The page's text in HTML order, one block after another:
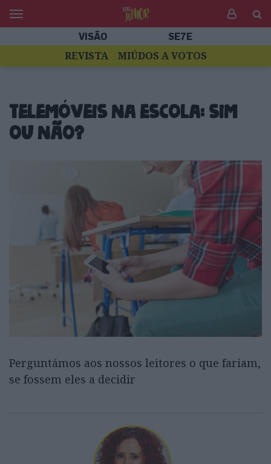
VISÃO SE7E
REVISTA MIÚDOS A VOTOS
Telemóveis na escola: sim
ou não?
Perguntámos aos nossos leitores o que fariam,
se fossem eles a decidir